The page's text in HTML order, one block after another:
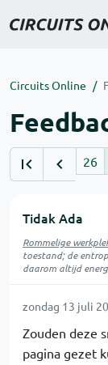
Circuits Online
26
Tidak Ada
Rommelige
toestand; de
daarom altijd
zondag 13 juli
Zouden deze
pagina gezet